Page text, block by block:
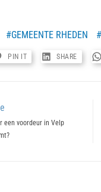
GEMEENTE RHEDEN
PIN IT SHARE
een voordeur in Velp